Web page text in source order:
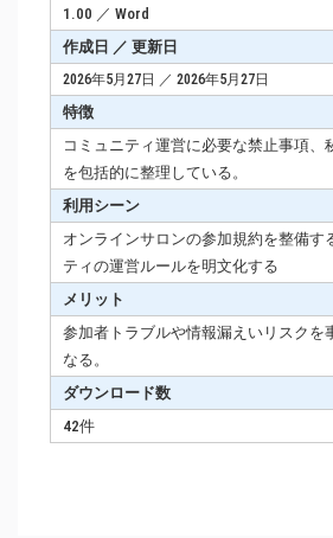
1.00 ／ Word
作成日 ／ 更新日
2026年5月27日 ／ 2026年5月27日
特徴
コミュニティ運営に必要な禁止事項、
を包括的に整理している。
利用シーン
オンラインサロンの参加規約を整備す
ティの運営ルールを明文化する
メリット
参加者トラブルや情報漏えいリスクを
なる。
ダウンロード数
42件